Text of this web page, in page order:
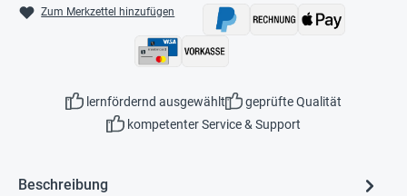
Zum Merkzettel hinzufügen
lernfördernd ausgewählt
geprüfte Qualität
kompetenter Service & Support
Beschreibung